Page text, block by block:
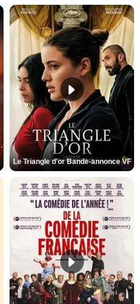
Le Triangle d'or Bande-annonce VF